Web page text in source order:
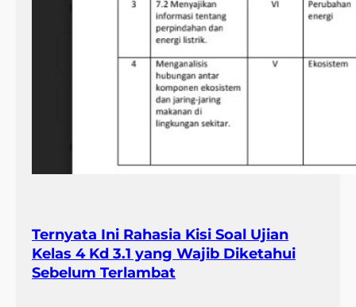
Ternyata Ini Rahasia Kisi Soal Ujian
Kelas 4 Kd 3.1 yang Wajib Diketahui
Sebelum Terlambat